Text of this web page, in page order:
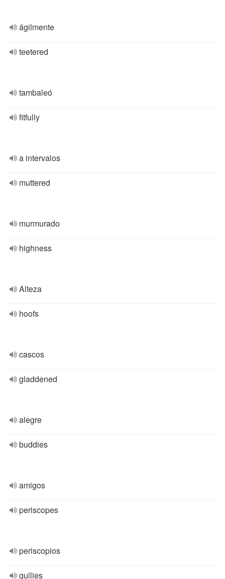
ágilmente
teetered
tambaleó
fitfully
a intervalos
muttered
murmurado
highness
Alteza
hoofs
cascos
gladdened
alegre
buddies
amigos
periscopes
periscopios
gullies